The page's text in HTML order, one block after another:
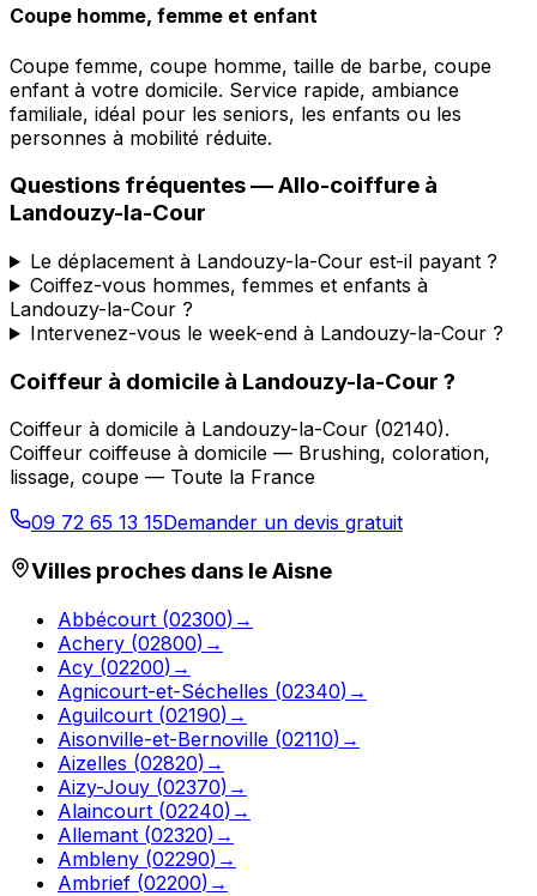
Coupe homme, femme et enfant
Coupe femme, coupe homme, taille de barbe, coupe
enfant à votre domicile. Service rapide, ambiance
familiale, idéal pour les seniors, les enfants ou les
personnes à mobilité réduite.
Questions fréquentes —Allo-coiffure à
Landouzy-la-Cour
Le déplacement à Landouzy-la-Cour est-il payant ?
Coiffez-vous hommes, femmes et enfants à
Landouzy-la-Cour ?
Intervenez-vous le week-end à Landouzy-la-Cour ?
Coiffeur à domicile à Landouzy-la-Cour ?
Coiffeur à domicile à Landouzy-la-Cour (02140).
Coiffeur coiffeuse à domicile — Brushing, coloration,
lissage, coupe — Toute la France
09 72 65 13 15Demander un devis gratuit
Villes proches dans leAisne
Abbécourt (02300) →
Achery (02800) →
Acy (02200) →
Agnicourt-et-Séchelles (02340) →
Aguilcourt (02190) →
Aisonville-et-Bernoville (02110) →
Aizelles (02820) →
Aizy-Jouy (02370) →
Alaincourt (02240) →
Allemant (02320) →
Ambleny (02290) →
Ambrief (02200) →